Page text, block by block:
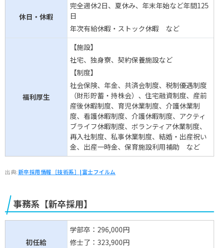
休日・休暇
完全週休2日、夏休み、年末年始など年間125
日
年次有給休暇・ストック休暇 など
福利厚生
【施設】
社宅、独身寮、契約保養施設など
【制度】
社会保険、年金、共済会制度、税制優遇制度
（財形貯蓄・持株会）、住宅融資制度、産前
産後休暇制度、育児休業制度、介護休業制
度、看護休暇制度、介護休暇制度、アクティ
ブライフ休暇制度、ボランティア休業制度、
再入社制度、私事休業制度、結婚・出産祝い
金、出産一時金、保育施設利用補助 など
出典:新卒採用情報［技術系］|富士フイルム
事務系【新卒採用】
初任給
学部卒：296,000円
修士了：323,900円